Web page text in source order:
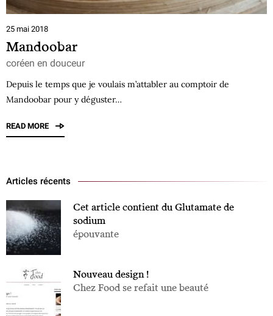
25 mai 2018
Mandoobar
coréen en douceur
Depuis le temps que je voulais m’attabler au comptoir de
Mandoobar pour y déguster…
READ MORE
Articles récents
Cet article contient du Glutamate de
sodium
épouvante
Nouveau design !
Chez Food se refait une beauté